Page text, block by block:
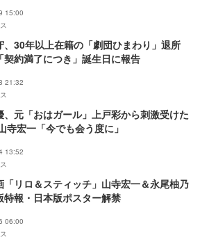
15:00
、30年以上在籍の「劇団ひまわり」退所
契約満了につき」誕生日に報告
21:32
、元「おはガール」上戸彩から刺激受けた
寺宏一「今でも会う度に」
13:52
「リロ＆スティッチ」山寺宏一＆永尾柚乃
特報・日本版ポスター解禁
06:00